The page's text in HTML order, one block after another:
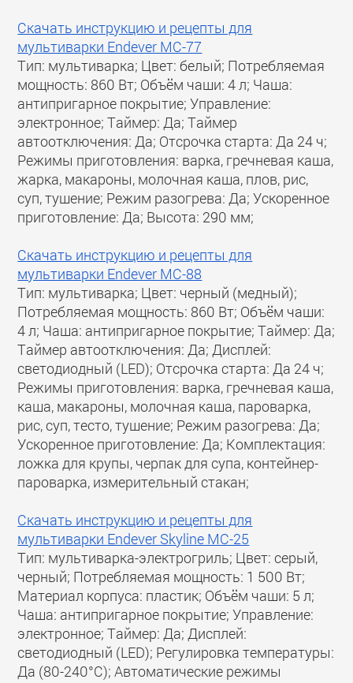
Скачать инструкцию и рецепты для
мультиварки Endever MC-77
Тип: мультиварка; Цвет: белый; Потребляемая
мощность: 860 Вт; Объём чаши: 4 л; Чаша:
антипригарное покрытие; Управление:
электронное; Таймер: Да; Таймер
автоотключения: Да; Отсрочка старта: Да 24 ч;
Режимы приготовления: варка, гречневая каша,
жарка, макароны, молочная каша, плов, рис,
суп, тушение; Режим разогрева: Да; Ускоренное
приготовление: Да; Высота: 290 мм;
Скачать инструкцию и рецепты для
мультиварки Endever MC-88
Тип: мультиварка; Цвет: черный (медный);
Потребляемая мощность: 860 Вт; Объём чаши:
4 л; Чаша: антипригарное покрытие; Таймер: Да;
Таймер автоотключения: Да; Дисплей:
светодиодный (LED); Отсрочка старта: Да 24 ч;
Режимы приготовления: варка, гречневая каша,
каша, макароны, молочная каша, пароварка,
рис, суп, тесто, тушение; Режим разогрева: Да;
Ускоренное приготовление: Да; Комплектация:
ложка для крупы, черпак для супа, контейнер-
пароварка, измерительный стакан;
Скачать инструкцию и рецепты для
мультиварки Endever Skyline MC-25
Тип: мультиварка-электрогриль; Цвет: серый,
черный; Потребляемая мощность: 1 500 Вт;
Материал корпуса: пластик; Объём чаши: 5 л;
Чаша: антипригарное покрытие; Управление:
электронное; Таймер: Да; Дисплей:
светодиодный (LED); Регулировка температуры:
Да (80-240°С); Автоматические режимы